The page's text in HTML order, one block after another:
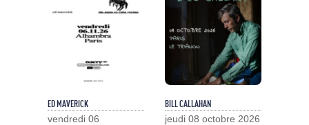
ED MAVERICK
vendredi 06
BILL CALLAHAN
jeudi 08 octobre 2026